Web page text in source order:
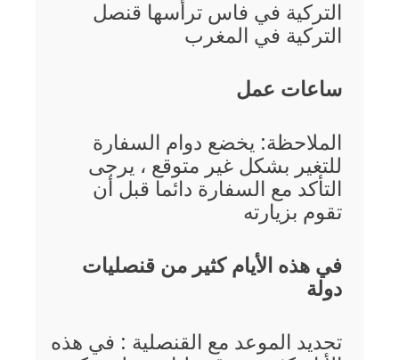
التركية في فاس ترأسها قنصل
التركية في المغرب
ساعات عمل
الملاحظة: يخضع دوام السفارة
للتغير بشكل غير متوقع ، يرجى
التأكد مع السفارة دائما قبل أن
تقوم بزيارته
في هذه الأيام كثير من قنصليات
دولة
تحديد الموعد مع القنصلية : في هذه